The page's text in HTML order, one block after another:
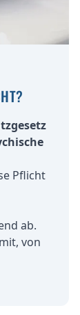
Pflicht
ab.
von